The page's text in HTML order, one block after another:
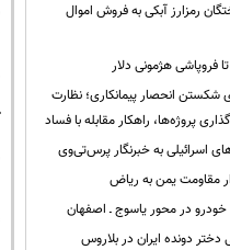
رمزارز آبکی به فروش اموال
فروپاشی هژمونی دلار
شکستن انحصار پیمانکاری؛ نظارت
پروژه‌ها، راهکار مقابله با فساد
اسرائیلی به خبرنگار پرس‌تی‌وی
مقاومت یمن به ریاض
دختر دونده ایران در بلاروس